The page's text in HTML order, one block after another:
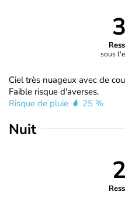
sous
Ciel très nuageux avec de
Faible risque d'averses.
Risque de pluie
25 %
Nuit